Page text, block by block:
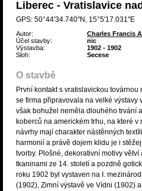
Liberec - Vratislavice
GPS: 50°44'34.740"N, 15°5'17.031"E
Autor:
Charles Francis
Účel stavby:
nic
Výstavba:
1902 - 1902
Sloh:
Secese
O stavbě
První kontakt s vratislavickou
se firma připravovala na velké
však bohužel neměla dlouhého trvání
koberců na americkém trhu, na které
návrhy mají charakter nástěnných
harmonií a právě dojem klidu je i
tvorby. Plošné, dekorativní motivy
tkaninami ze 14. století a pozdně
roku 1902 byl vystaven na I.
(1902), Zimní výstavě ve Vídni (1902)